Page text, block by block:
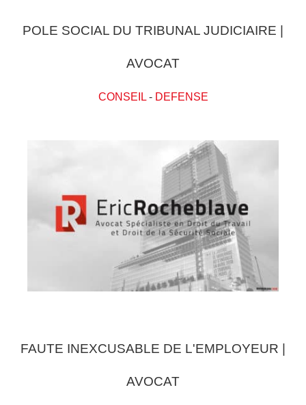
POLE SOCIAL DU TRIBUNAL JUDICIAIRE |
AVOCAT
CONSEIL- DEFENSE
FAUTE INEXCUSABLE DE L'EMPLOYEUR |
AVOCAT